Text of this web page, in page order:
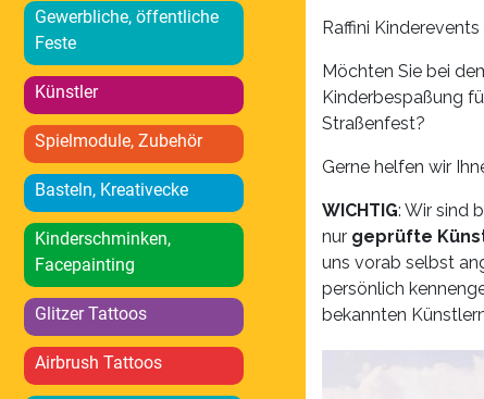
Gewerbliche, öffentliche
Feste
Künstler
Spielmodule, Zubehör
Basteln, Kreativecke
Kinderschminken,
Facepainting
Glitzer Tattoos
Airbrush Tattoos
Raffini
Möchten Sie bei
Kinderbespaßung
Straßenfest?
Gerne helfen wir
WICHTIG: Wir sind
nur geprüfte
uns vorab selbst
persönlich
bekannten